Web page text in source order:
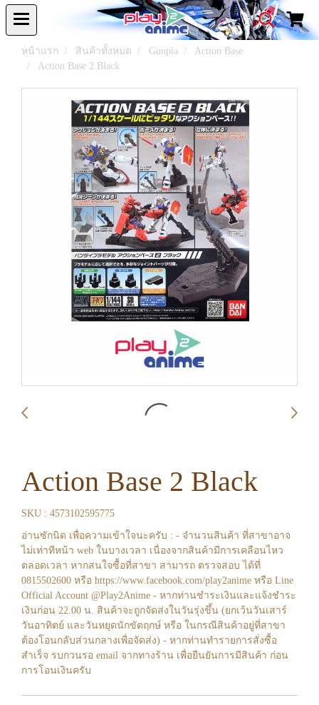
หน้าแรก สินค้าทั้งหมด Gunpla
Action Base
Action Base 2 Black
Action Base 2 Black
SKU : 4573102595775
อ่านซักนิด เพื่อความเข้าใจนะครับ : - จำนวนสินค้า ที่สาขาอาจ
ไม่เท่าทีหน้า web ในบางเวลา เนื่องจากสินค้ามีการเคลือนไหว
ตลอดเวลา หากสนใจซื้อที่สาขา สามารถ ตรวจสอบ ได้ที่
0815502600 หรือ https://www.facebook.com/play2anime หรือ Line
Official Account @Play2Anime - หากท่านชำระเงินและแจ้งชำระ
เงินก่อน 22.00 น. สินค้าจะถูกจัดส่งในวันรุ่งขึ้น (ยกเว้นวันเสาร์
วันอาทิตย์ และวันหยุดนักขัตฤกษ์ หรือ ในกรณีสินค้าอยู่ที่สาขา
ต้องโอนกลับส่วนกลางเพื่อจัดส่ง) - หากท่านทำรายการสั่งซื้อ
สำเร็จ รบกวนรอ email จากทางร้าน เพื่อยืนยันการมีสินค้า ก่อน
การโอนเงินครับ